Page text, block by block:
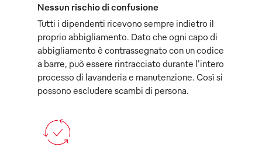
Nessun rischio di confusione
Tutti i dipendenti ricevono sempre indietro il
proprio abbigliamento. Dato che ogni capo di
abbigliamento è contrassegnato con un codice
a barre, può essere rintracciato durante l’intero
processo di lavanderia e manutenzione. Così si
possono escludere scambi di persona.